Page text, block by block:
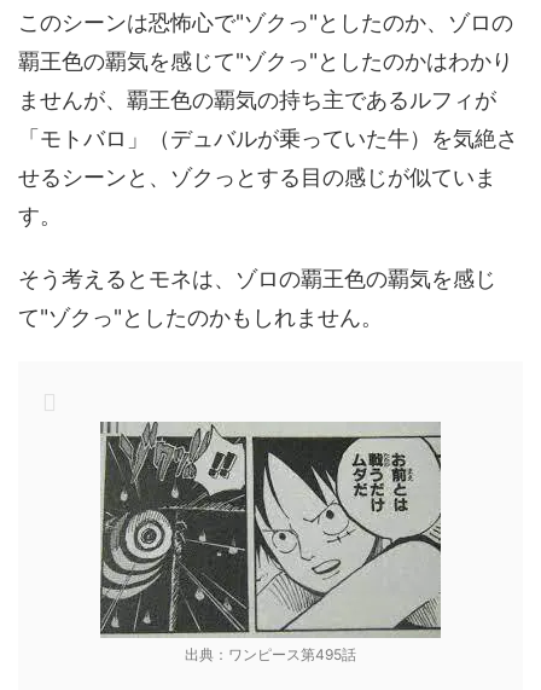
このシーンは恐怖心で"ゾクっ"としたのか、ゾロの
覇王色の覇気を感じて"ゾクっ"としたのかはわかり
ませんが、覇王色の覇気の持ち主であるルフィが
「モトバロ」（デュバルが乗っていた牛）を気絶さ
せるシーンと、ゾクっとする目の感じが似ていま
す。
そう考えるとモネは、ゾロの覇王色の覇気を感じ
て"ゾクっ"としたのかもしれません。
出典：ワンピース第495話